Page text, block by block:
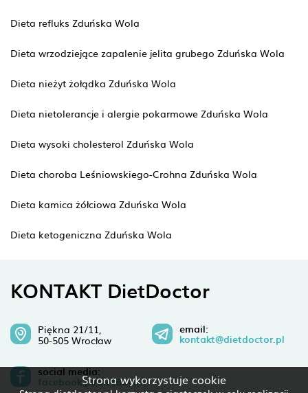
Strona wykorzystuje cookie
Dieta refluks Zduńska Wola
Dieta wrzodziejące zapalenie jelita grubego Zduńska Wola
Dieta nieżyt żołądka Zduńska Wola
Dieta nietolerancje i alergie pokarmowe Zduńska Wola
Dieta wysoki cholesterol Zduńska Wola
Dieta choroba Leśniowskiego-Crohna Zduńska Wola
Dieta kamica żółciowa Zduńska Wola
Dieta ketogeniczna Zduńska Wola
KONTAKT DietDoctor
Piękna 21/11,
50-505 Wrocław
email:
kontakt@dietdoctor.pl
social media:
facebook.pl/dietdoctor